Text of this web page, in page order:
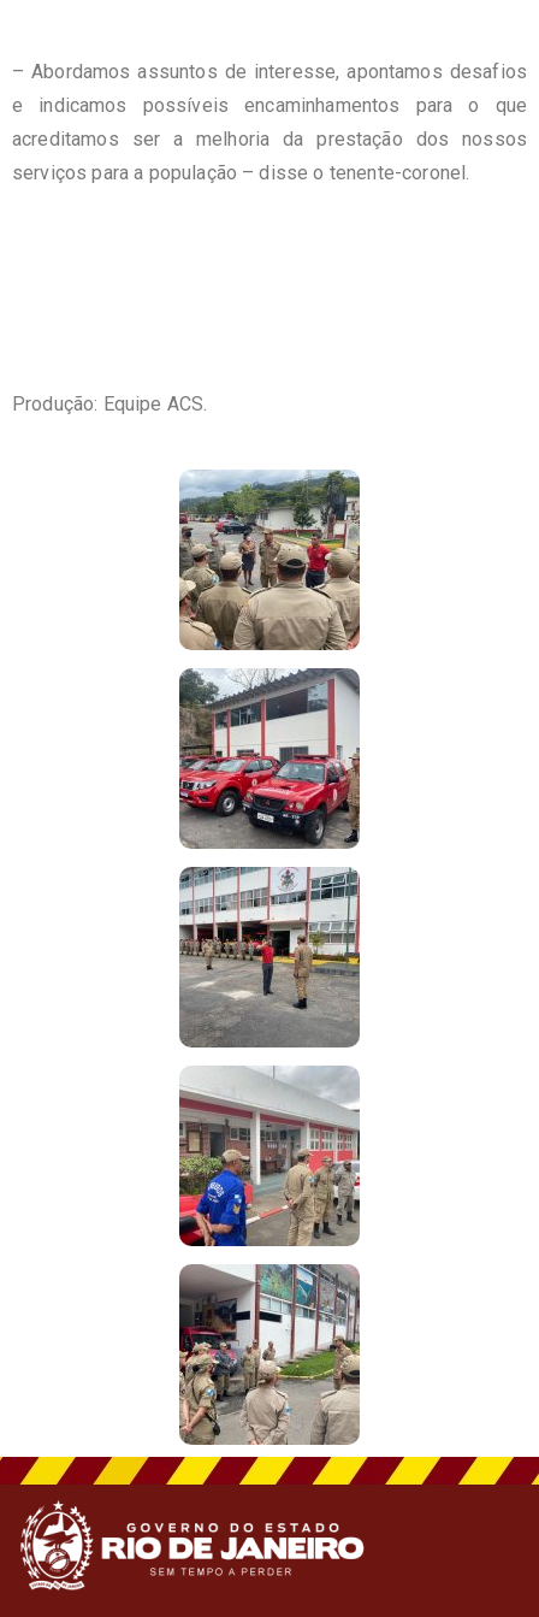
– Abordamos assuntos de interesse, apontamos desafios
e indicamos possíveis encaminhamentos para o que
acreditamos ser a melhoria da prestação dos nossos
serviços para a população – disse o tenente-coronel.
Produção: Equipe ACS.